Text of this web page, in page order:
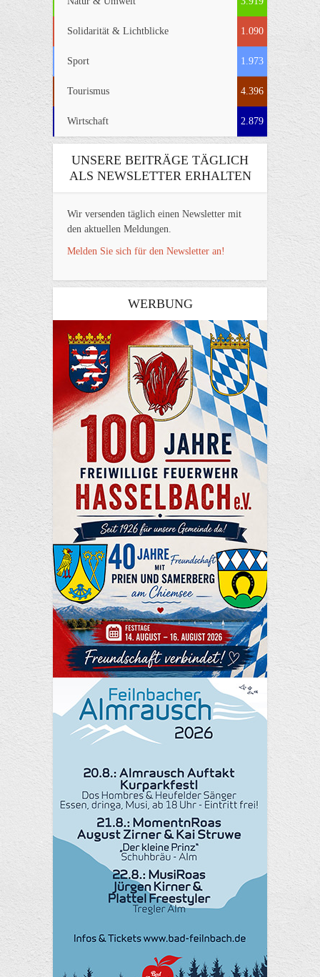
Solidarität & Lichtblicke 1.090
Sport 1.973
Tourismus 4.396
Wirtschaft 2.879
UNSERE BEITRÄGE TÄGLICH
ALS NEWSLETTER ERHALTEN
Wir versenden täglich einen Newsletter mit
den aktuellen Meldungen.
Melden Sie sich für den Newsletter an!
WERBUNG